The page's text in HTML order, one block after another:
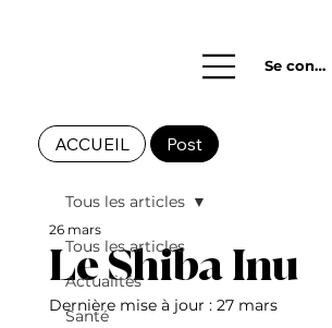
Se
Tous les articles
Actualités
Santé
Tous les articles
Le Shiba Inu
26 mars
Dernière mise à jour : 27 mars
ACCUEIL Post